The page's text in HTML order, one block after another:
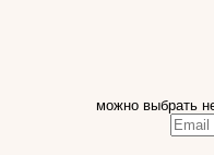
можно выбрать